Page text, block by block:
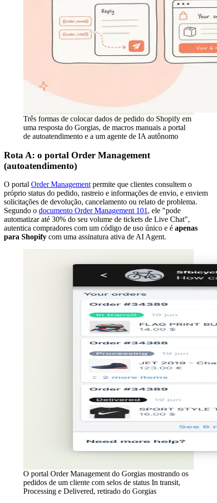
Três formas de colocar dados de pedido do Shopify em
uma resposta do Gorgias, de macros manuais a portal
de autoatendimento e a um agente de IA autônomo
Rota A: o portal Order Management
(autoatendimento)
O portal Order Management permite que clientes consultem o
próprio status do pedido, rastreio e informações de envio, e enviem
solicitações de devolução, cancelamento ou relato de problema.
Segundo o documento Order Management 101 , ele "pode
automatizar até 30% do seu volume de tickets de Live Chat",
autentica compradores com um código de uso único e é apenas
para Shopify com uma assinatura ativa de AI Agent.
O portal Order Management do Gorgias mostrando os
pedidos de um cliente com selos de status In transit,
Processing e Delivered, retirado do Gorgias